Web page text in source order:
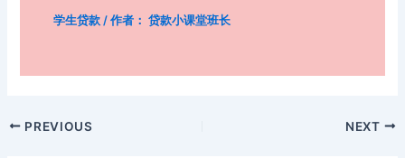
学生贷款/ 作者： 贷款小课堂班长
PostPREVIOUS NEXT